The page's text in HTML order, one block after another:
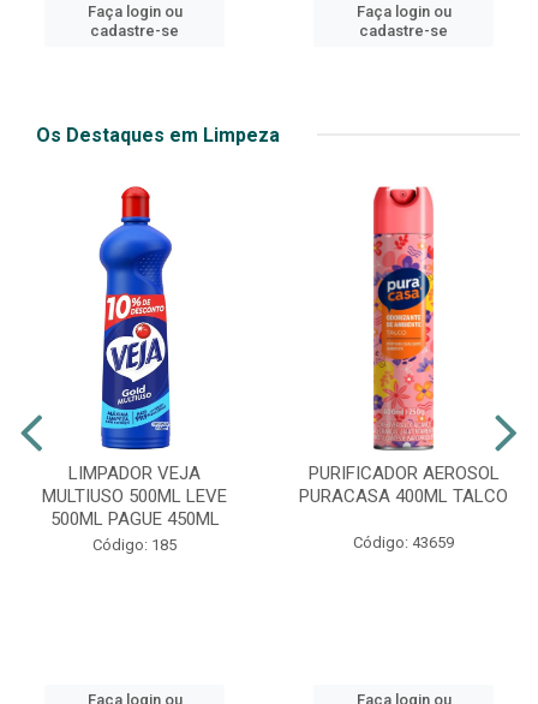
Faça login ou
cadastre-se
Faça login ou
cadastre-se
Os Destaques em Limpeza
LIMPADOR VEJA
MULTIUSO 500ML LEVE
500ML PAGUE 450ML
Código: 185
Faça login ou
PURIFICADOR AEROSOL
PURACASA 400ML TALCO
Código: 43659
Faça login ou